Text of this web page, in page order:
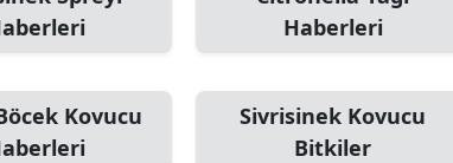
Haberleri
Kovucu
Sivrisinek Kovucu
Bitkiler